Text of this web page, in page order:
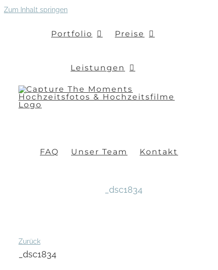
Zum Inhalt springen
Portfolio Preise
Leistungen
FAQ Unser Team Kontakt
_dsc1834
Zurück
_dsc1834